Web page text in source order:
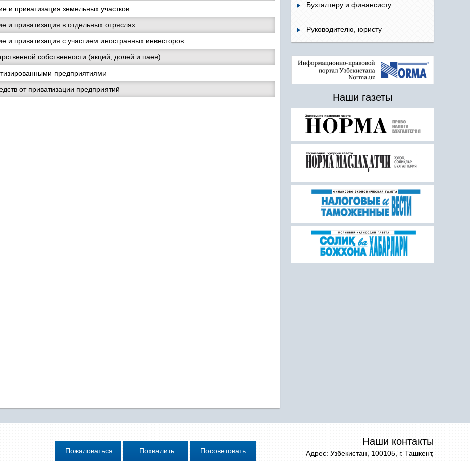
и приватизация земельных участков
и приватизация в отдельных отряслях
и приватизация с участием иностранных инвесторов
собственности (акций, долей и паев)
предприятиями
от приватизации предприятий
Бухгалтеру и финансисту
Руководителю, юристу
Наши газеты
Наши контакты
Адрес: Узбекистан, 100105, г. Ташкент,